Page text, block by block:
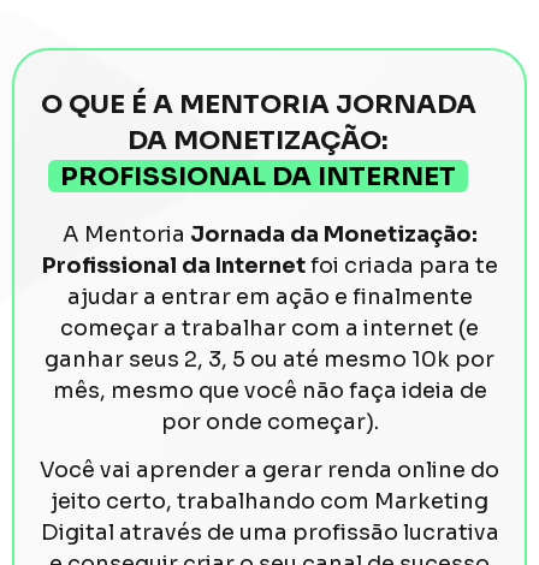
O QUE É A MENTORIA JORNADA
DA MONETIZAÇÃO:
PROFISSIONAL DA INTERNET
A Mentoria Jornada da Monetização:
Profissional da Internetfoi criada para te
ajudar a entrar em ação e finalmente
começar a trabalhar com a internet (e
ganhar seus 2, 3, 5 ou até mesmo 10k por
mês, mesmo que você não faça ideia de
por onde começar).
Você vai aprender a gerar renda online do
jeito certo, trabalhando com Marketing
Digital através de uma profissão lucrativa